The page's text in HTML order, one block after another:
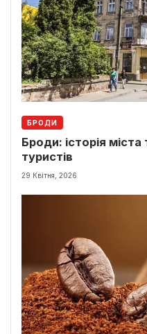
БРОДИ
Броди: історія міста
туристів
29 Квітня, 2026